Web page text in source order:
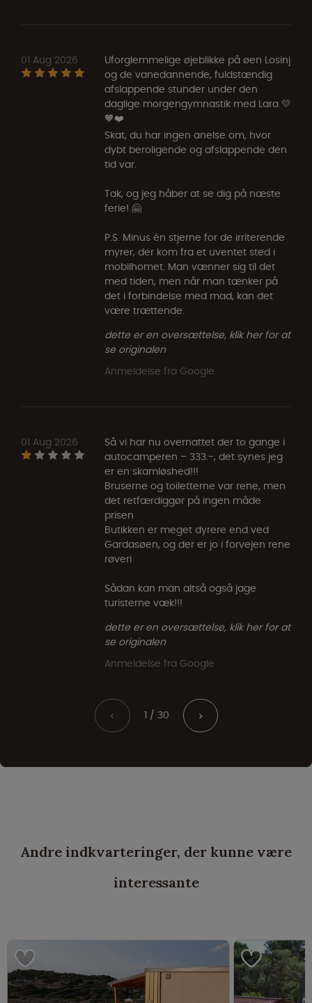
01 Aug 2026
Uforglemmelige øjeblikke på øen Losinj
og de vanedannende, fuldstændig
afslappende stunder under den
daglige morgengymnastik med Lara 💛
🧡❤️
Skat, du har ingen anelse om, hvor
dybt beroligende og afslappende den
tid var.
Tak, og jeg håber at se dig på næste
ferie! 🤗
P.S. Minus én stjerne for de irriterende
myrer, der kom fra et uventet sted i
mobilhomet. Man vænner sig til det
med tiden, men når man tænker på
det i forbindelse med mad, kan det
være trættende.
dette er en oversættelse, klik her for at
se originalen
Anmeldelse fra Google
01 Aug 2026
Så vi har nu overnattet der to gange i
autocamperen – 333.-, det synes jeg
er en skamløshed!!!
Bruserne og toiletterne var rene, men
det retfærdiggør på ingen måde
prisen
Butikken er meget dyrere end ved
Gardasøen, og der er jo i forvejen rene
røveri
Sådan kan man altså også jage
turisterne væk!!!
dette er en oversættelse, klik her for at
se originalen
Anmeldelse fra Google
< 1 / 30 >
Andre indkvarteringer, der kunne være
interessante